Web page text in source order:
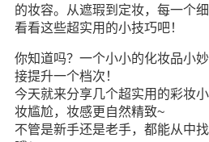
的妆容。从遮瑕到定妆，每一个
看看这些超实用的小技巧吧！
你知道吗？一个小小的化妆品小
接提升一个档次！
今天就来分享几个超实用的彩妆
妆尴尬，妆感更自然精致~
不管是新手还是老手，都能从中